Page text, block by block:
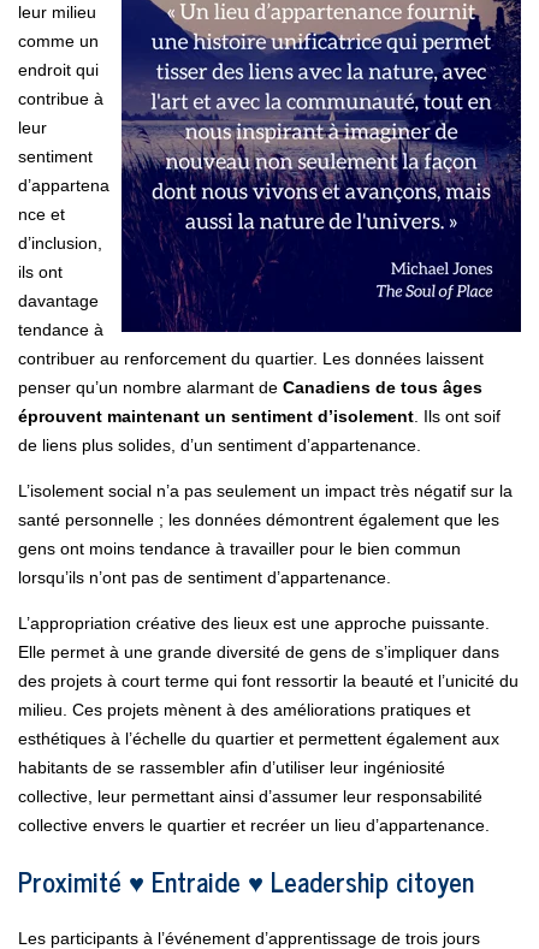
leur milieu
comme un
endroit qui
contribue à
leur
sentiment
d’appartena
nce et
d’inclusion,
ils ont
davantage
tendance à
contribuer au renforcement du quartier. Les données laissent
penser qu’un nombre alarmant de Canadiens de tous âges
éprouvent maintenant un sentiment d’isolement . Ils ont soif
de liens plus solides, d’un sentiment d’appartenance.
L’isolement social n’a pas seulement un impact très négatif sur la
santé personnelle ; les données démontrent également que les
gens ont moins tendance à travailler pour le bien commun
lorsqu’ils n’ont pas de sentiment d’appartenance.
L’appropriation créative des lieux est une approche puissante.
Elle permet à une grande diversité de gens de s’impliquer dans
des projets à court terme qui font ressortir la beauté et l’unicité du
milieu. Ces projets mènent à des améliorations pratiques et
esthétiques à l’échelle du quartier et permettent également aux
habitants de se rassembler afin d’utiliser leur ingéniosité
collective, leur permettant ainsi d’assumer leur responsabilité
collective envers le quartier et recréer un lieu d’appartenance.
Proximité ♥ Entraide ♥ Leadership citoyen
Les participants à l’événement d’apprentissage de trois jours